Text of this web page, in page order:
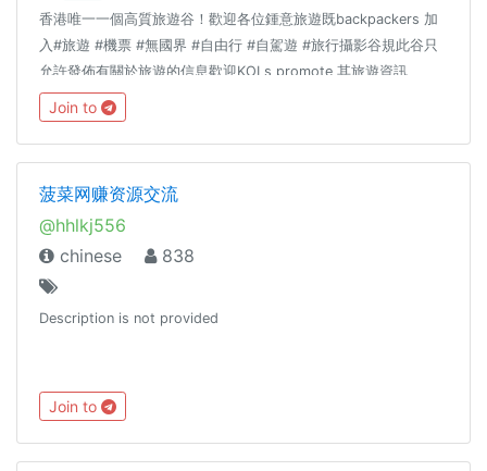
香港唯一一個高質旅遊谷！歡迎各位鍾意旅遊既backpackers 加
入#旅遊 #機票 #無國界 #自由行 #自駕遊 #旅行攝影谷規此谷只
允許發佈有關於旅遊的信息歡迎KOLs promote 其旅遊資訊
Admin 們尊重大家既言論自由但同一時間請大家唔好瘋狂洗版或
者post 一啲對其他谷友構成騷擾既msg🙈
Join to
菠菜网赚资源交流
@hhlkj556
chinese
838
Description is not provided
Join to